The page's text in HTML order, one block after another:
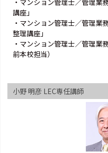
・マンション管理士／管理業
講座」
・マンション管理士／管理業
整理講座」
・マンション管理士／管理業
前本校担当）
小野 明彦 LEC専任講師